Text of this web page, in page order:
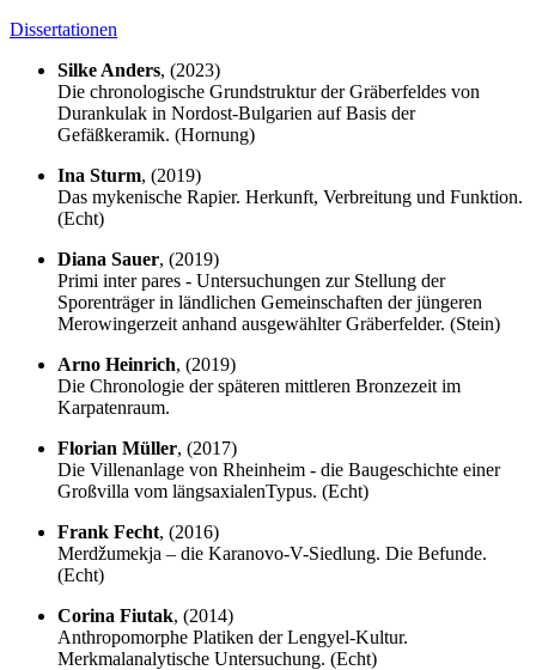
Dissertationen
Silke Anders, (2023)
Die chronologische Grundstruktur der Gräberfeldes von
Durankulak in Nordost-Bulgarien auf Basis der
Gefäßkeramik. (Hornung)
Ina Sturm, (2019)
Das mykenische Rapier. Herkunft, Verbreitung und Funktion.
(Echt)
Diana Sauer, (2019)
Primi inter pares - Untersuchungen zur Stellung der
Sporenträger in ländlichen Gemeinschaften der jüngeren
Merowingerzeit anhand ausgewählter Gräberfelder. (Stein)
Arno Heinrich, (2019)
Die Chronologie der späteren mittleren Bronzezeit im
Karpatenraum.
Florian Müller, (2017)
Die Villenanlage von Rheinheim - die Baugeschichte einer
Großvilla vom längsaxialenTypus. (Echt)
Frank Fecht, (2016)
Merdžumekja – die Karanovo-V-Siedlung. Die Befunde.
(Echt)
Corina Fiutak, (2014)
Anthropomorphe Platiken der Lengyel-Kultur.
Merkmalanalytische Untersuchung. (Echt)